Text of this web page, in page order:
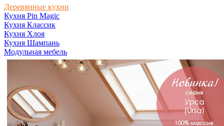
Деревянные кухни
Кухня Pin Magic
Кухня Классик
Кухня Хлоя
Кухня Шампань
Модульная мебель